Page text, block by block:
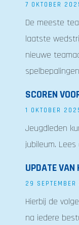
7 OKTOBER
De meeste
laatste
nieuwe
SCOREN
1 OKTOBER
Jeugdleden
jubileum.
UPDATE VAN
29
Hierbij de
na iedere